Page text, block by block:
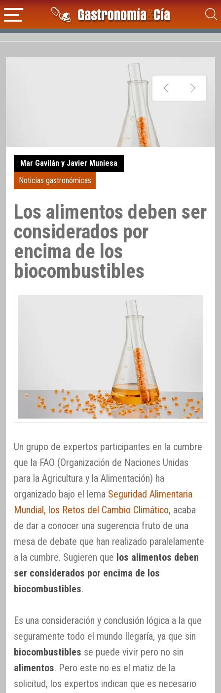
Mar Gavilán y Javier Muniesa
Noticias gastronómicas
Los alimentos deben ser
considerados por
encima de los
biocombustibles
Un grupo de expertos participantes en la cumbre
que la FAO (Organización de Naciones Unidas
para la Agricultura y la Alimentación) ha
organizado bajo el lema Seguridad Alimentaria
Mundial, los Retos del Cambio Climático, acaba
de dar a conocer una sugerencia fruto de una
mesa de debate que han realizado paralelamente
a la cumbre. Sugieren que los alimentos deben
ser considerados por encima de los
biocombustibles.
Es una consideración y conclusión lógica a la que
seguramente todo el mundo llegaría, ya que sin
biocombustibles se puede vivir pero no sin
alimentos. Pero este no es el matiz de la
solicitud, los expertos indican que es necesario